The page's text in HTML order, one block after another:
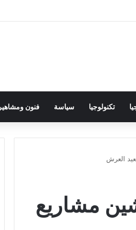
تكنولوجيا سياسة فنون ومشاهير
مشاريع